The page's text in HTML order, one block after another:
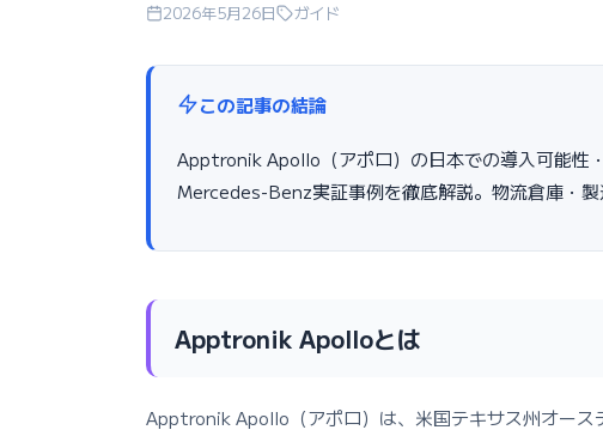
2026年5月26日 ガイド
この記事の結論
Apptronik Apollo（アポロ）の日本での導入可能性
Mercedes-Benz実証事例を徹底解説。物流倉庫・製
Apptronik Apolloとは
Apptronik Apollo（アポロ）は、米国テキサス州オー